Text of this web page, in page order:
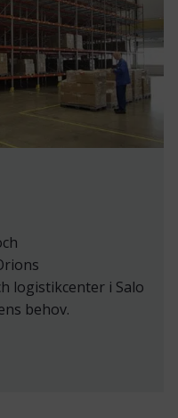
logistikcenter i Salo
behov.